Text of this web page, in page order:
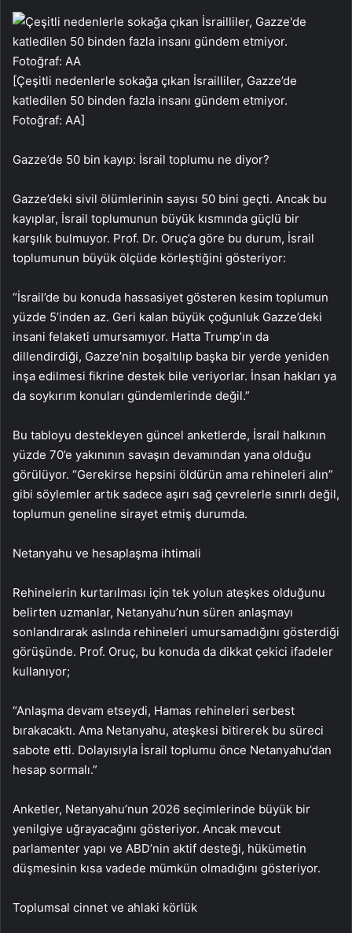
[Çeşitli nedenlerle sokağa çıkan İsrailliler, Gazze’de
katledilen 50 binden fazla insanı gündem etmiyor.
Fotoğraf: AA]
Gazze’de 50 bin kayıp: İsrail toplumu ne diyor?
Gazze’deki sivil ölümlerinin sayısı 50 bini geçti. Ancak bu
kayıplar, İsrail toplumunun büyük kısmında güçlü bir
karşılık bulmuyor. Prof. Dr. Oruç’a göre bu durum, İsrail
toplumunun büyük ölçüde körleştiğini gösteriyor:
“İsrail’de bu konuda hassasiyet gösteren kesim toplumun
yüzde 5’inden az. Geri kalan büyük çoğunluk Gazze’deki
insani felaketi umursamıyor. Hatta Trump’ın da
dillendirdiği, Gazze’nin boşaltılıp başka bir yerde yeniden
inşa edilmesi fikrine destek bile veriyorlar. İnsan hakları ya
da soykırım konuları gündemlerinde değil.”
Bu tabloyu destekleyen güncel anketlerde, İsrail halkının
yüzde 70’e yakınının savaşın devamından yana olduğu
görülüyor. “Gerekirse hepsini öldürün ama rehineleri alın”
gibi söylemler artık sadece aşırı sağ çevrelerle sınırlı değil,
toplumun geneline sirayet etmiş durumda.
Netanyahu ve hesaplaşma ihtimali
Rehinelerin kurtarılması için tek yolun ateşkes olduğunu
belirten uzmanlar, Netanyahu’nun süren anlaşmayı
sonlandırarak aslında rehineleri umursamadığını gösterdiği
görüşünde. Prof. Oruç, bu konuda da dikkat çekici ifadeler
kullanıyor;
“Anlaşma devam etseydi, Hamas rehineleri serbest
bırakacaktı. Ama Netanyahu, ateşkesi bitirerek bu süreci
sabote etti. Dolayısıyla İsrail toplumu önce Netanyahu’dan
hesap sormalı.”
Anketler, Netanyahu’nun 2026 seçimlerinde büyük bir
yenilgiye uğrayacağını gösteriyor. Ancak mevcut
parlamenter yapı ve ABD’nin aktif desteği, hükümetin
düşmesinin kısa vadede mümkün olmadığını gösteriyor.
Toplumsal cinnet ve ahlaki körlük